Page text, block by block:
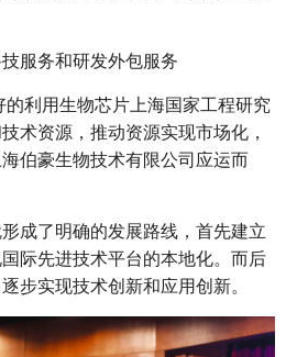
服务和研发外包服务
的利用生物芯片上海国家工程研究
术资源，推动资源实现市场化，
伯豪生物技术有限公司应运而
成了明确的发展路线，首先建立
际先进技术平台的本地化。而后
步实现技术创新和应用创新。